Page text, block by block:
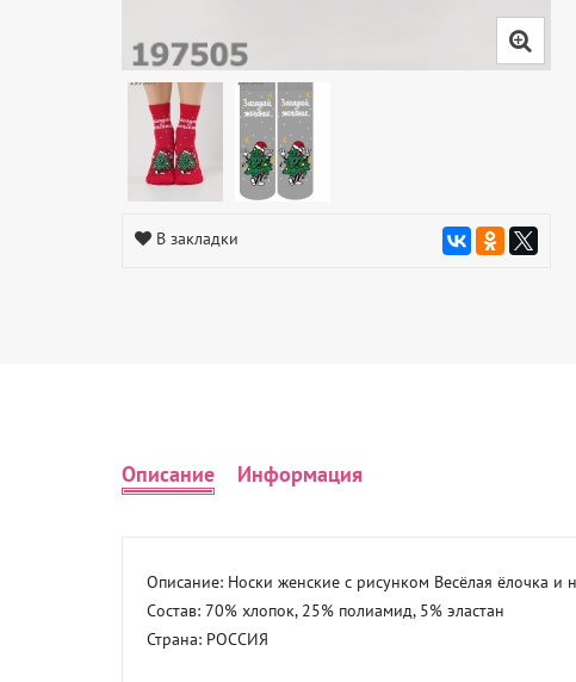
В закладки
Описание Информация
Описание: Носки женские с рисунком Весёлая ёлочка и
Состав: 70% хлопок, 25% полиамид, 5% эластан
Страна: РОССИЯ